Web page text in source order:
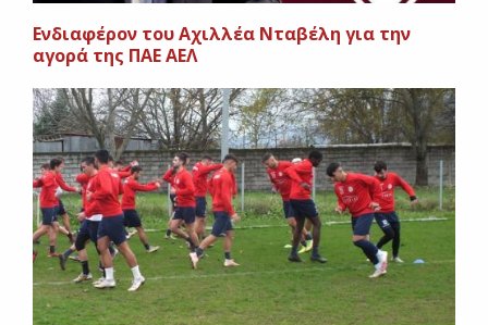
Ενδιαφέρον του Αχιλλέα Νταβέλη για την
αγορά της ΠΑΕ ΑΕΛ